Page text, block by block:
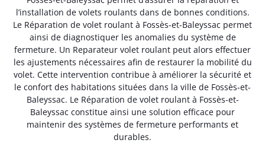
l’installation de volets roulants dans de bonnes conditions.
Le Réparation de volet roulant à Fossès-et-Baleyssac permet
ainsi de diagnostiquer les anomalies du système de
fermeture. Un Reparateur volet roulant peut alors effectuer
les ajustements nécessaires afin de restaurer la mobilité du
volet. Cette intervention contribue à améliorer la sécurité et
le confort des habitations situées dans la ville de Fossès-et-
Baleyssac. Le Réparation de volet roulant à Fossès-et-
Baleyssac constitue ainsi une solution efficace pour
maintenir des systèmes de fermeture performants et
durables.